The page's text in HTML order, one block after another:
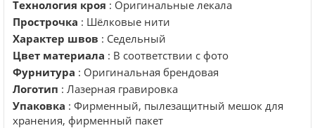
Технология кроя : Оригинальные лекала
Прострочка : Шёлковые нити
Характер швов : Седельный
Цвет материала : В соответствии с фото
Фурнитура : Оригинальная брендовая
Логотип : Лазерная гравировка
Упаковка : Фирменный, пылезащитный мешок для
хранения, фирменный пакет